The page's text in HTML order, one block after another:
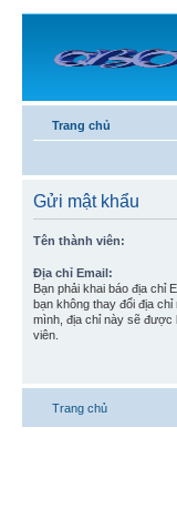
Trang chủ
Gửi mật khẩu
Tên thành viên:
Địa chỉ Email:
Bạn phải khai báo địa chỉ
bạn không thay đổi địa
mình, địa chỉ này sẽ được
viên.
Trang chủ